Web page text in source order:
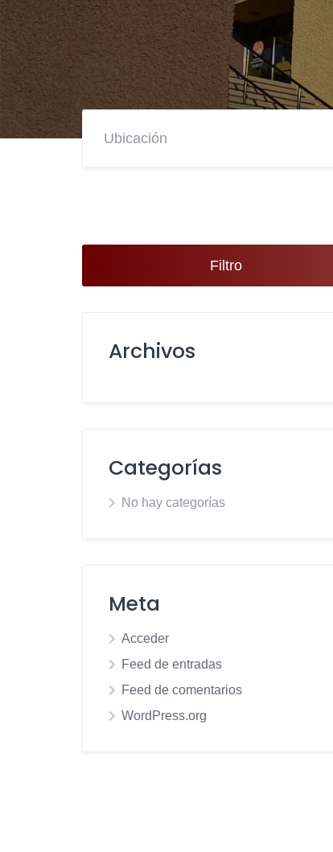
Filtro
Archivos
Categorías
No hay categorías
Meta
Acceder
Feed de entradas
Feed de comentarios
WordPress.org